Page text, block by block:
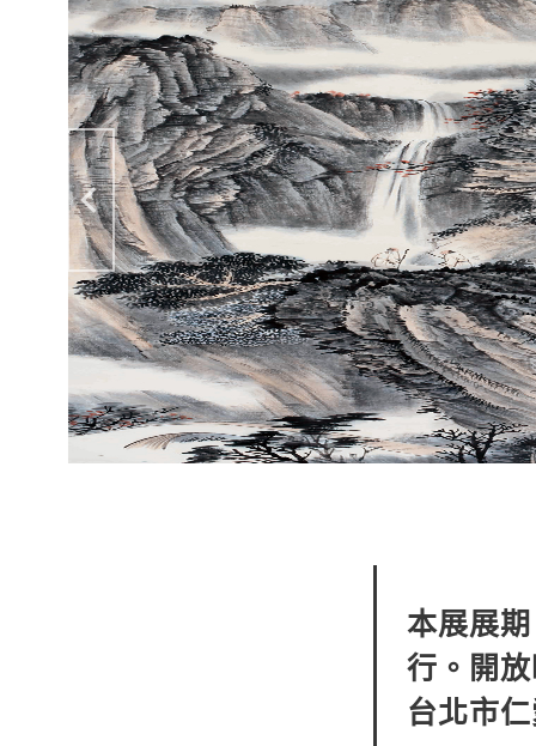
本展展
行。開
台北市